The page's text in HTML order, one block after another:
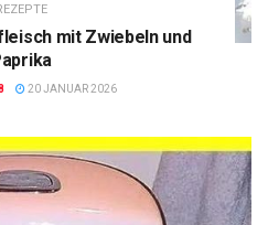
mit Zwiebeln und
20 JANUAR 2026